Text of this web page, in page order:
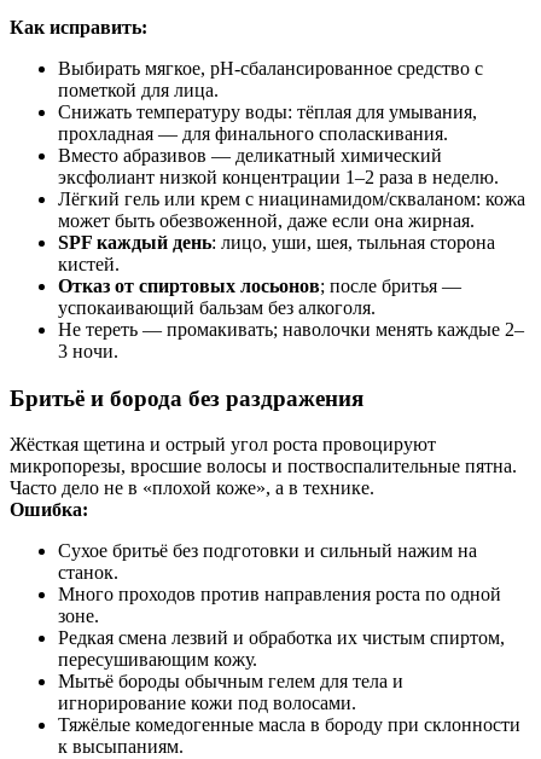
Как исправить:
Выбирать мягкое, pH-сбалансированное средство с
пометкой для лица.
Снижать температуру воды: тёплая для умывания,
прохладная — для финального споласкивания.
Вместо абразивов — деликатный химический
эксфолиант низкой концентрации 1–2 раза в неделю.
Лёгкий гель или крем с ниацинамидом/скваланом: кожа
может быть обезвоженной, даже если она жирная.
SPF каждый день: лицо, уши, шея, тыльная сторона
кистей.
Отказ от спиртовых лосьонов; после бритья —
успокаивающий бальзам без алкоголя.
Не тереть — промакивать; наволочки менять каждые 2–
3 ночи.
Бритьё и борода без раздражения
Жёсткая щетина и острый угол роста провоцируют
микропорезы, вросшие волосы и поствоспалительные пятна.
Часто дело не в «плохой коже», а в технике.
Ошибка:
Сухое бритьё без подготовки и сильный нажим на
станок.
Много проходов против направления роста по одной
зоне.
Редкая смена лезвий и обработка их чистым спиртом,
пересушивающим кожу.
Мытьё бороды обычным гелем для тела и
игнорирование кожи под волосами.
Тяжёлые комедогенные масла в бороду при склонности
к высыпаниям.